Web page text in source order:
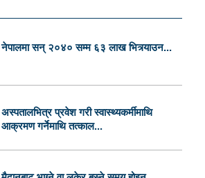
नेपालमा सन् २०४० सम्म ६३ लाख भित्र्याउन...
अस्पतालभित्र प्रवेश गरी स्वास्थ्यकर्मीमाथि
आक्रमण गर्नेमाथि तत्काल...